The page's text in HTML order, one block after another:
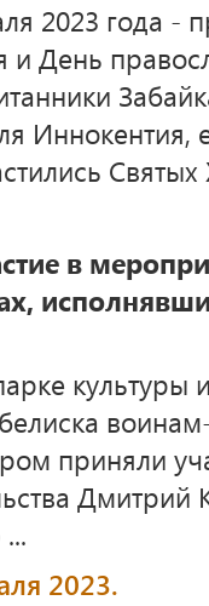
2023 года -
и День
Иннокентия,
в
приняли
Дмитрий
2023.